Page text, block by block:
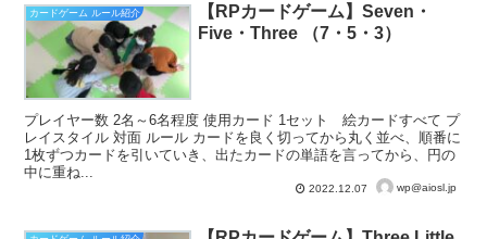
カードゲーム ルール紹介
【RPカードゲーム】Seven・
Five・Three （7・5・3）
プレイヤー数 2名～6名程度 使用カード 1セット 絵カードすべて プ
レイスタイル 対面 ルール カードを良く切ってから丸く並べ、順番に
1枚ずつカードを引いていき、出たカードの単語を言ってから、円の
中に重ね...
2022.12.07 wp@aiosl.jp